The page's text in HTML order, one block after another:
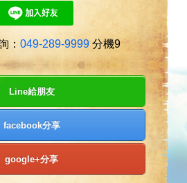
：049-289-9999分機9
Line給朋友
facebook分享
google+分享